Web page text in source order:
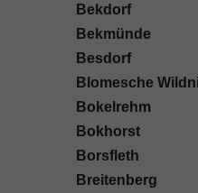
Bekdorf
Bekmünde
Besdorf
Blomesche
Bokelrehm
Bokhorst
Borsfleth
Breitenberg